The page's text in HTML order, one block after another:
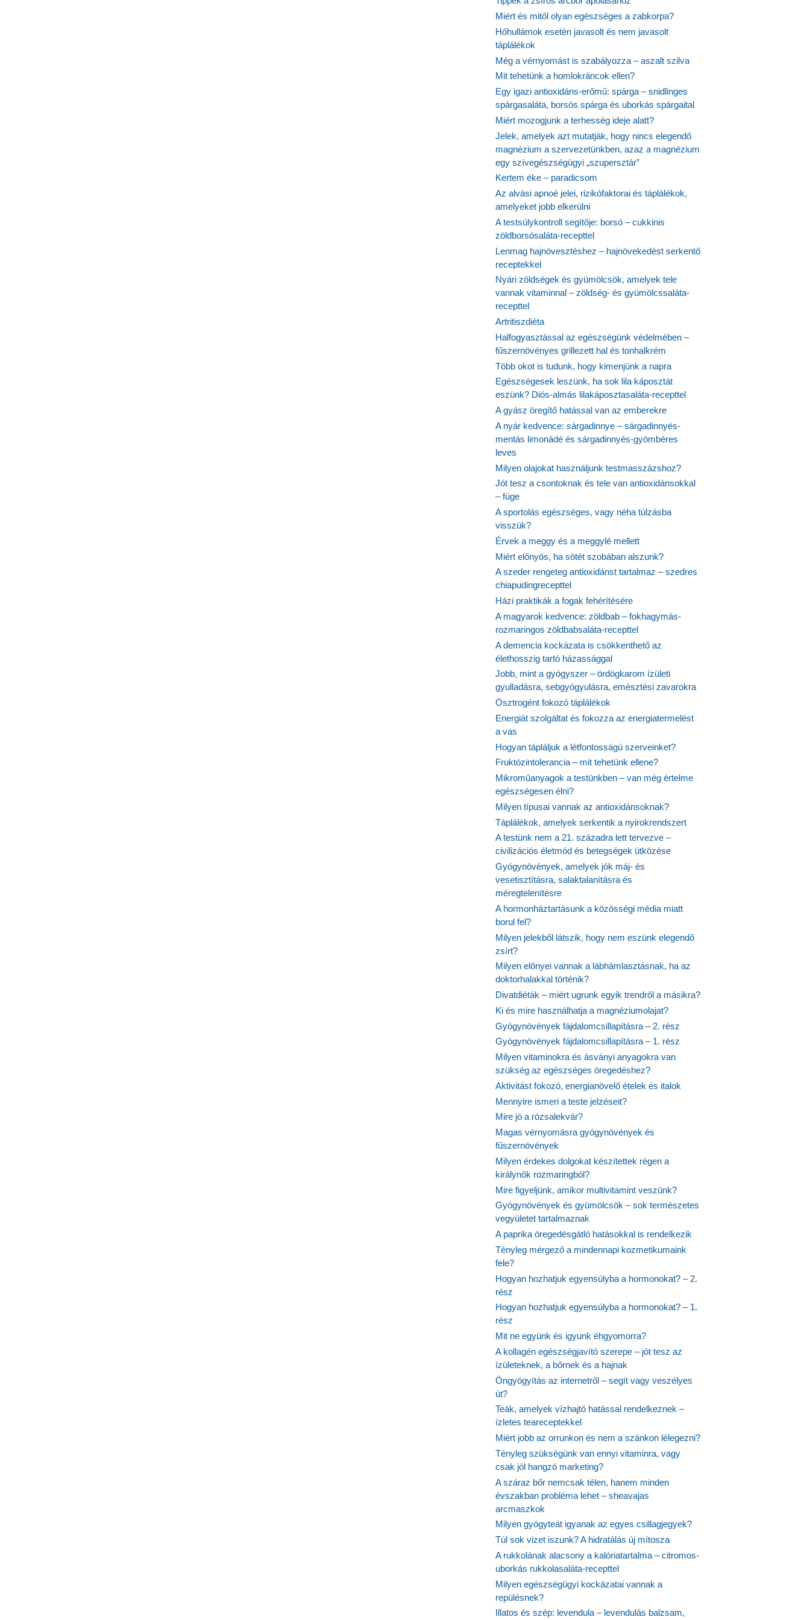
Miért és mitől olyan egészséges a zabkorpa?
Hőhullámok esetén javasolt és nem javasolt
táplálékok
Még a vérnyomást is szabályozza – aszalt szilva
Mit tehetünk a homlokráncok ellen?
Egy igazi antioxidáns-erőmű: spárga – snidlinges
spárgasaláta, borsós spárga és uborkás spárgaital
Miért mozogjunk a terhesség ideje alatt?
Jelek, amelyek azt mutatják, hogy nincs elegendő
magnézium a szervezetünkben, azaz a magnézium
egy szívegészségügyi „szupersztár”
Kertem éke – paradicsom
Az alvási apnoé jelei, rizikófaktorai és táplálékok,
amelyeket jobb elkerülni
A testsúlykontroll segítője: borsó – cukkinis
zöldborsósaláta-recepttel
Lenmag hajnövesztéshez – hajnövekedést serkentő
receptekkel
Nyári zöldségek és gyümölcsök, amelyek tele
vannak vitaminnal – zöldség- és gyümölcssaláta-
recepttel
Artritiszdiéta
Halfogyasztással az egészségünk védelmében –
fűszernövényes grillezett hal és tonhalkrém
Több okot is tudunk, hogy kimenjünk a napra
Egészségesek leszünk, ha sok lila káposztát
eszünk? Diós-almás lilakáposztasaláta-recepttel
A gyász öregítő hatással van az emberekre
A nyár kedvence: sárgadinnye – sárgadinnyés-
mentás limonádé és sárgadinnyés-gyömbéres
leves
Milyen olajokat használjunk testmasszázshoz?
Jót tesz a csontoknak és tele van antioxidánsokkal
– füge
A sportolás egészséges, vagy néha túlzásba
visszük?
Érvek a meggy és a meggylé mellett
Miért előnyös, ha sötét szobában alszunk?
A szeder rengeteg antioxidánst tartalmaz – szedres
chiapudingrecepttel
Házi praktikák a fogak fehérítésére
A magyarok kedvence: zöldbab – fokhagymás-
rozmaringos zöldbabsaláta-recepttel
A demencia kockázata is csökkenthető az
élethosszig tartó házassággal
Jobb, mint a gyógyszer – ördögkarom ízületi
gyulladásra, sebgyógyulásra, emésztési zavarokra
Ösztrogént fokozó táplálékok
Energiát szolgáltat és fokozza az energiatermelést
a vas
Hogyan tápláljuk a létfontosságú szerveinket?
Fruktózintolerancia – mit tehetünk ellene?
Mikroműanyagok a testünkben – van még értelme
egészségesen élni?
Milyen típusai vannak az antioxidánsoknak?
Táplálékok, amelyek serkentik a nyirokrendszert
A testünk nem a 21. századra lett tervezve –
civilizációs életmód és betegségek ütközése
Gyógynövények, amelyek jók máj- és
vesetisztításra, salaktalanításra és
méregtelenítésre
A hormonháztartásunk a közösségi média miatt
borul fel?
Milyen jelekből látszik, hogy nem eszünk elegendő
zsírt?
Milyen előnyei vannak a lábhámlasztásnak, ha az
doktorhalakkal történik?
Divatdiéták – miért ugrunk egyik trendről a másikra?
Ki és mire használhatja a magnéziumolajat?
Gyógynövények fájdalomcsillapításra – 2. rész
Gyógynövények fájdalomcsillapításra – 1. rész
Milyen vitaminokra és ásványi anyagokra van
szükség az egészséges öregedéshez?
Aktivitást fokozó, energianövelő ételek és italok
Mennyire ismeri a teste jelzéseit?
Mire jó a rózsalekvár?
Magas vérnyomásra gyógynövények és
fűszernövények
Milyen érdekes dolgokat készítettek régen a
királynők rozmaringból?
Mire figyeljünk, amikor multivitamint veszünk?
Gyógynövények és gyümölcsök – sok természetes
vegyületet tartalmaznak
A paprika öregedésgátló hatásokkal is rendelkezik
Tényleg mérgező a mindennapi kozmetikumaink
fele?
Hogyan hozhatjuk egyensúlyba a hormonokat? – 2.
rész
Hogyan hozhatjuk egyensúlyba a hormonokat? – 1.
rész
Mit ne együnk és igyunk éhgyomorra?
A kollagén egészségjavító szerepe – jót tesz az
ízületeknek, a bőrnek és a hajnak
Öngyógyítás az internetről – segít vagy veszélyes
út?
Teák, amelyek vízhajtó hatással rendelkeznek –
ízletes teareceptekkel
Miért jobb az orrunkon és nem a szánkon lélegezni?
Tényleg szükségünk van ennyi vitaminra, vagy
csak jól hangzó marketing?
A száraz bőr nemcsak télen, hanem minden
évszakban probléma lehet – sheavajas
arcmaszkok
Milyen gyógyteát igyanak az egyes csillagjegyek?
Túl sok vizet iszunk? A hidratálás új mítosza
A rukkolának alacsony a kalóriatartalma – citromos-
uborkás rukkolasaláta-recepttel
Milyen egészségügyi kockázatai vannak a
repülésnek?
Illatos és szép: levendula – levendulás balzsam,